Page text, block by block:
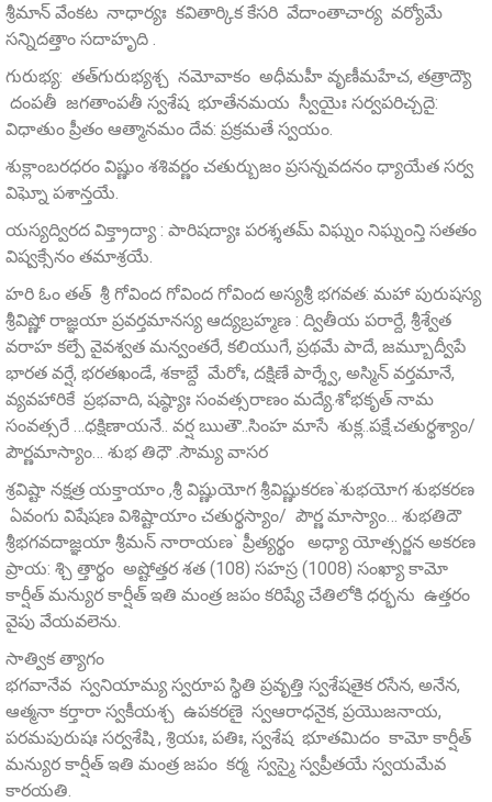
శ్రీమాన్‌ వేంకట నాధార్యః కవితార్కిక కేసరి వేదాంతాచార్య వర్యోమే
సన్నిదత్తాం సదాహృది .
గురుభ్య: తత్‌గురుభ్యశ్చ నమోవాకం అధీమహీ వృణీమహేచ, తత్రాద్యౌ
దంపతీ జగతాంపతీ స్వశేష భూతేనమయ స్వీయైః సర్వపరిచ్చదై:
విధాతుం ప్రీతం ఆత్మానమం దేవ: ప్రక్రమతే స్వయం.
శుక్లాంబరధరం విష్ణుం శశివర్ణం చతుర్బుజం ప్రసన్నవదనం ధ్యాయేత సర్వ
విఘ్నో పశాన్తయే.
యస్యద్విరద విక్త్రాద్యా : పారిషద్యాః పరశ్శతమ్‌ విఘ్నం నిఘ్నంన్తి సతతం
విష్వక్సేనం తమాశ్రయే.
హరి ఓం తత్ శ్రీ గోవింద గోవింద గోవింద అస్యశ్రీ భగవత: మహా పురుషస్య
శ్రీవిష్ణో రాజ్ఞయా ప్రవర్తమానస్య ఆద్యబ్రహ్మణ : ద్వితీయ పరార్దే, శ్రీశ్వేత
వరాహ కల్పే వైవశ్వత మన్వంతరే, కలియుగే, ప్రథమే పాదే, జమ్బూద్వీపే
భారత వర్షే, భరతఖండే, శకాబ్దే మేరోః, దక్షిణే పార్శ్వే, అస్మిన్ వర్తమానే,
వ్యవహారికే ప్రభవాది, షష్ఠ్యాః సంవత్సరాణం మద్యే.శోభకృత్ నామ
సంవత్సరే …ధక్షిణాయనే.. వర్ష ఋతౌ..సింహ మాసే శుక్ల..పక్షే.చతుర్థశ్యాం/
పౌర్ణమాస్యాం… శుభ తిధౌ .సౌమ్య వాసర
శ్రవిష్టా నక్షత్ర యక్తాయాం ,శ్రీ విష్ణుయోగ శ్రీవిష్ణుకరణ`శుభయోగ శుభకరణ
ఏవంగు విషేషణ విశిష్టాయాం చతుర్థస్యాం/ పౌర్ణ మాస్యాం… శుభతిదౌ
శ్రీభగవదాజ్ఞయా శ్రీమన్‌ నారాయణ` ప్రీత్యర్థం అధ్యా యోత్సర్జన అకరణ
ప్రాయ: శ్చి త్తార్థం అష్టోత్తర శత (108) సహస్ర (1008) సంఖ్యా కామో
కార్షీత్ మన్యుర కార్షీత్ ఇతి మంత్ర జపం కరిష్యే చేతిలోకి ధర్భను ఉత్తరం
వైపు వేయవలెను.
సాత్విక త్యాగం
భగవానేవ స్వనియామ్య స్వరూప స్థితి ప్రవృత్తి స్వశేషతైక రసేన, అనేన,
ఆత్మనా కర్తారా స్వకీయశ్చ ఉపకరణై స్వఆరాధనైక, ప్రయొజనాయ,
పరమపురుషః సర్వశేషి , శ్రియః, పతిః, స్వశేష భూతమిదం కామో కార్షీత్
మన్యుర కార్షీత్ ఇతి మంత్ర జపం కర్మ స్వస్మై స్వప్రీతయే స్వయమేవ
కారయతి.